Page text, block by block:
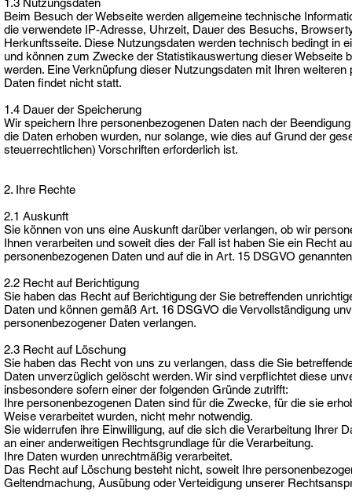
1.3 Nutzungsdaten
Beim Besuch der Webseite werden allgemeine technische
die verwendete IP-Adresse, Uhrzeit, Dauer des Besuchs,
Herkunftsseite. Diese Nutzungsdaten werden technisch bedingt in
und können zum Zwecke der Statistikauswertung dieser Webseite
werden. Eine Verknüpfung dieser Nutzungsdaten mit Ihren weiteren
Daten findet nicht statt.
1.4 Dauer der Speicherung
Wir speichern Ihre personenbezogenen Daten nach der
die Daten erhoben wurden, nur solange, wie dies auf Grund der
steuerrechtlichen) Vorschriften erforderlich ist.
2. Ihre Rechte
2.1 Auskunft
Sie können von uns eine Auskunft darüber verlangen, ob wir
Ihnen verarbeiten und soweit dies der Fall ist haben Sie ein Recht
personenbezogenen Daten und auf die in Art. 15 DSGVO
2.2 Recht auf Berichtigung
Sie haben das Recht auf Berichtigung der Sie betreffenden
Daten und können gemäß Art. 16 DSGVO die Vervollständigung
personenbezogener Daten verlangen.
2.3 Recht auf Löschung
Sie haben das Recht von uns zu verlangen, dass die Sie
Daten unverzüglich gelöscht werden. Wir sind verpflichtet diese
insbesondere sofern einer der folgenden Gründe zutrifft:
Ihre personenbezogenen Daten sind für die Zwecke, für die sie
Weise verarbeitet wurden, nicht mehr notwendig.
Sie widerrufen ihre Einwilligung, auf die sich die Verarbeitung Ihrer
an einer anderweitigen Rechtsgrundlage für die Verarbeitung.
Ihre Daten wurden unrechtmäßig verarbeitet.
Das Recht auf Löschung besteht nicht, soweit Ihre
Geltendmachung, Ausübung oder Verteidigung unserer